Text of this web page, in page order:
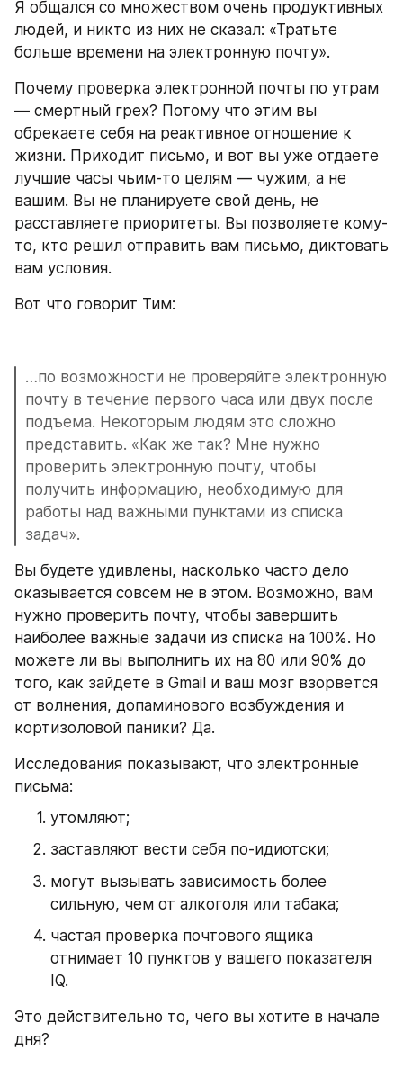
Я общался со множеством очень продуктивных
людей, и никто из них не сказал: «Тратьте
больше времени на электронную почту».
Почему проверка электронной почты по утрам
— смертный грех? Потому что этим вы
обрекаете себя на реактивное отношение к
жизни. Приходит письмо, и вот вы уже отдаете
лучшие часы чьим-то целям — чужим, а не
вашим. Вы не планируете свой день, не
расставляете приоритеты. Вы позволяете кому-
то, кто решил отправить вам письмо, диктовать
вам условия.
Вот что говорит Тим:
…по возможности не проверяйте электронную
почту в течение первого часа или двух после
подъема. Некоторым людям это сложно
представить. «Как же так? Мне нужно
проверить электронную почту, чтобы
получить информацию, необходимую для
работы над важными пунктами из списка
задач».
Вы будете удивлены, насколько часто дело
оказывается совсем не в этом. Возможно, вам
нужно проверить почту, чтобы завершить
наиболее важные задачи из списка на 100%. Но
можете ли вы выполнить их на 80 или 90% до
того, как зайдете в Gmail и ваш мозг взорвется
от волнения, допаминового возбуждения и
кортизоловой паники? Да.
Исследования показывают, что электронные
письма:
утомляют;
заставляют вести себя по-идиотски;
могут вызывать зависимость более
сильную, чем от алкоголя или табака;
частая проверка почтового ящика
отнимает 10 пунктов у вашего показателя
IQ.
Это действительно то, чего вы хотите в начале
дня?